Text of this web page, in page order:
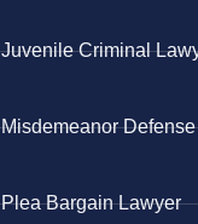
Juvenile Criminal
Misdemeanor
Plea Bargain Lawyer